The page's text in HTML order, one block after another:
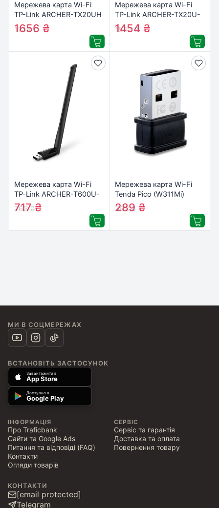
Мережева карта Wi-Fi
TP-Link ARCHER-TX20UH
1744₴
1656 ₴
Мережева карта Wi-Fi
TP-Link ARCHER-TX20U-
PLUS
1547₴
1454 ₴
Мережева карта Wi-Fi
TP-Link ARCHER-T600U-
PLUS
763₴
717₴
Мережева карта Wi-Fi
Tenda Pico (W311Mi)
302₴
289 ₴
МИ В СОЦМЕРЕЖАХ
ВСТАНОВІТЬ ЗАСТОСУНОК
Завантажити в
App Store
Доступно в
Google Play
ІНФОРМАЦІЯ
Про Traficbank
Сайти та Google Ads
Питання та відповіді (FAQ)
Контакти
Огляди товарів
СЕРВІС
Сервіс та гарантія
Доставка та оплата
Повернення товару
КОНТАКТИ
[email protected]
Telegram